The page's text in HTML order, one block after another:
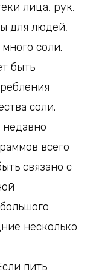
лица, рук,
для людей,
соли.
быть
соли.
недавно
всего
связано с
несколько
пить